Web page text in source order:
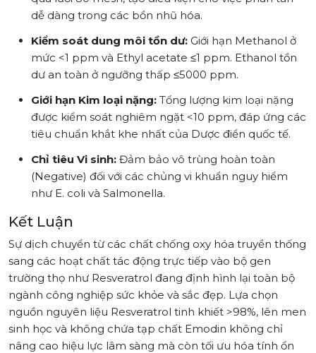
dễ dàng trong các bồn nhũ hóa.
Kiểm soát dung môi tồn dư: Giới hạn Methanol ở
mức <1 ppm và Ethyl acetate ≤1 ppm. Ethanol tồn
dư an toàn ở ngưỡng thấp ≤5000 ppm.
Giới hạn Kim loại nặng: Tổng lượng kim loại nặng
được kiểm soát nghiêm ngặt <10 ppm, đáp ứng các
tiêu chuẩn khắt khe nhất của Dược điển quốc tế.
Chỉ tiêu Vi sinh: Đảm bảo vô trùng hoàn toàn
(Negative) đối với các chủng vi khuẩn nguy hiểm
như E. coli và Salmonella.
Kết Luận
Sự dịch chuyển từ các chất chống oxy hóa truyền thống
sang các hoạt chất tác động trực tiếp vào bộ gen
trường thọ như Resveratrol đang định hình lại toàn bộ
ngành công nghiệp sức khỏe và sắc đẹp. Lựa chọn
nguồn nguyên liệu Resveratrol tinh khiết >98%, lên men
sinh học và không chứa tạp chất Emodin không chỉ
nâng cao hiệu lực lâm sàng mà còn tối ưu hóa tính ổn